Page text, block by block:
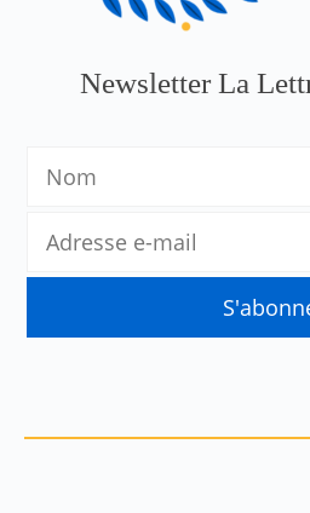
Newsletter La